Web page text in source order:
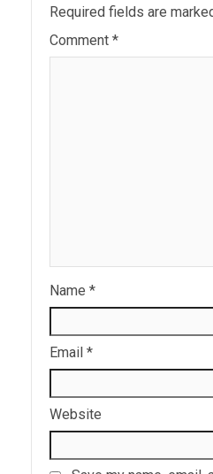
Required fields are
Comment *
Name *
Email *
Website